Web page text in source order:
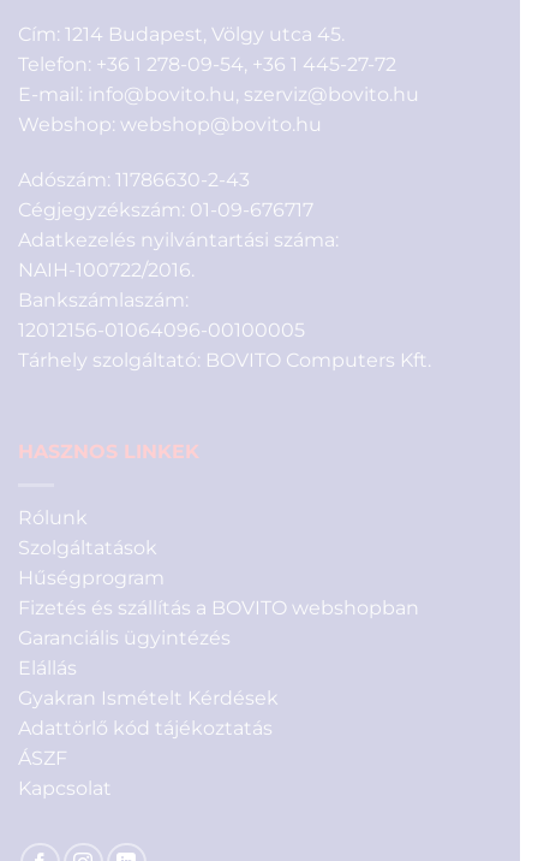
Cím: 1214 Budapest, Völgy utca 45.
Telefon: +36 1 278-09-54, +36 1 445-27-72
E-mail: info@bovito.hu, szerviz@bovito.hu
Webshop: webshop@bovito.hu
Adószám: 11786630-2-43
Cégjegyzékszám: 01-09-676717
Adatkezelés nyilvántartási száma:
NAIH-100722/2016.
Bankszámlaszám:
12012156-01064096-00100005
Tárhely szolgáltató: BOVITO Computers Kft.
HASZNOS LINKEK
Rólunk
Szolgáltatások
Hűségprogram
Fizetés és szállítás a BOVITO webshopban
Garanciális ügyintézés
Elállás
Gyakran Ismételt Kérdések
Adattörlő kód tájékoztatás
ÁSZF
Kapcsolat